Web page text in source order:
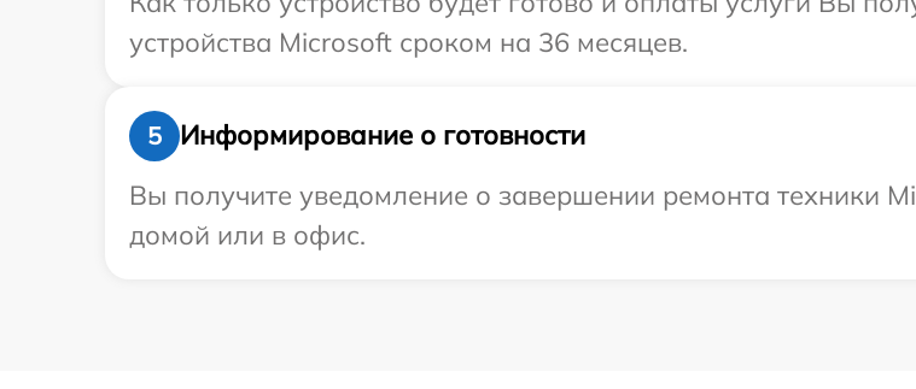
устройства Microsoft сроком на 36 месяцев.
5
Информирование о готовности
Вы получите уведомление о завершении ремонта техники
домой или в офис.